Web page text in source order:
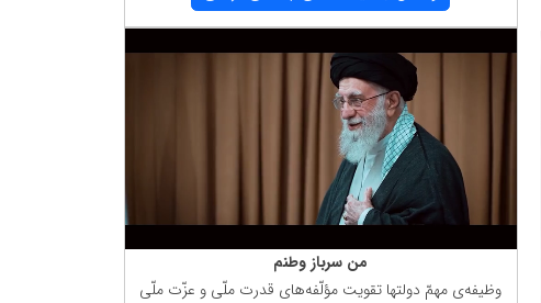
من سرباز وطنم
وظیفه‌ی مهمّ دولتها تقویت مؤلّفه‌های قدرت ملّی و عزّت ملّی